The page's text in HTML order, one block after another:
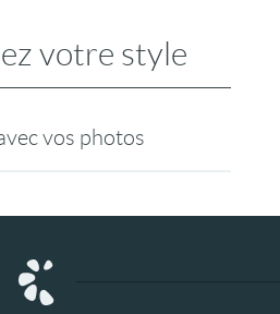
votre style
vos photos